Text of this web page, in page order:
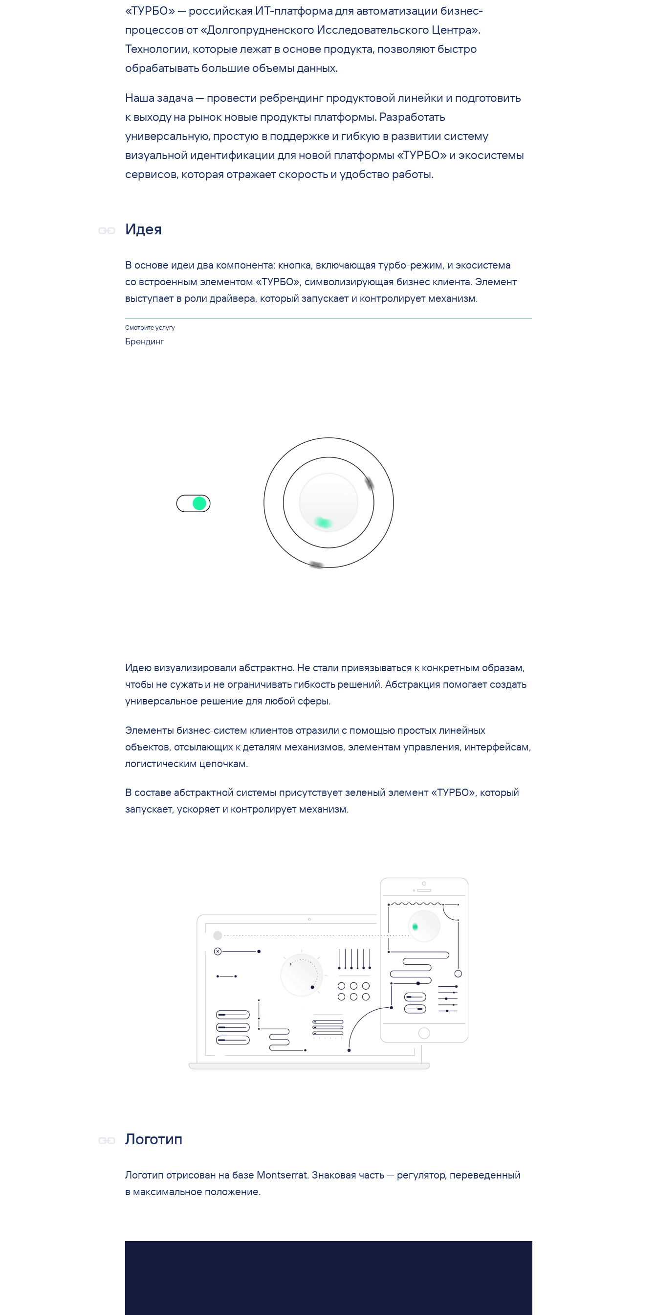
«ТУРБО» — российская ИТ-платформа для автоматизации бизнес-
процессов от «Долгопрудненского Исследовательского Центра».
Технологии, которые лежат в основе продукта, позволяют быстро
обрабатывать большие объемы данных.
Наша задача — провести ребрендинг продуктовой линейки и подготовить
к выходу на рынок новые продукты платформы. Разработать
универсальную, простую в поддержке и гибкую в развитии систему
визуальной идентификации для новой платформы «ТУРБО» и экосистемы
сервисов, которая отражает скорость и удобство работы.
Идея
В основе идеи два компонента: кнопка, включающая турбо-режим, и экосистема
со встроенным элементом «ТУРБО», символизирующая бизнес клиента. Элемент
выступает в роли драйвера, который запускает и контролирует механизм.
Смотрите услугу
Брендинг
Идею визуализировали абстрактно. Не стали привязываться к конкретным образам,
чтобы не сужать и не ограничивать гибкость решений. Абстракция помогает создать
универсальное решение для любой сферы.
Элементы бизнес-систем клиентов отразили с помощью простых линейных
объектов, отсылающих к деталям механизмов, элементам управления, интерфейсам,
логистическим цепочкам.
В составе абстрактной системы присутствует зеленый элемент «ТУРБО», который
запускает, ускоряет и контролирует механизм.
Логотип
Логотип отрисован на базе Montserrat. Знаковая часть —регулятор, переведенный
в максимальное положение.